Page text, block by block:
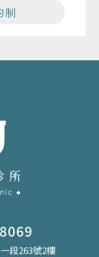
制
段263號2樓